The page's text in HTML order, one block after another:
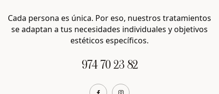
Cada persona es única. Por eso, nuestros tratamientos
se adaptan a tus necesidades individuales y objetivos
estéticos específicos.
974 70 23 82